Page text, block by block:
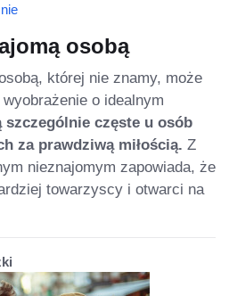
osobą
której nie znamy, może
o idealnym
szczególnie częste u osób
za prawdziwą miłością. Z
nieznajomym zapowiada, że
towarzyscy i otwarci na